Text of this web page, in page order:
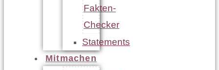
Fakten-
Checker
Statements
Mitmachen